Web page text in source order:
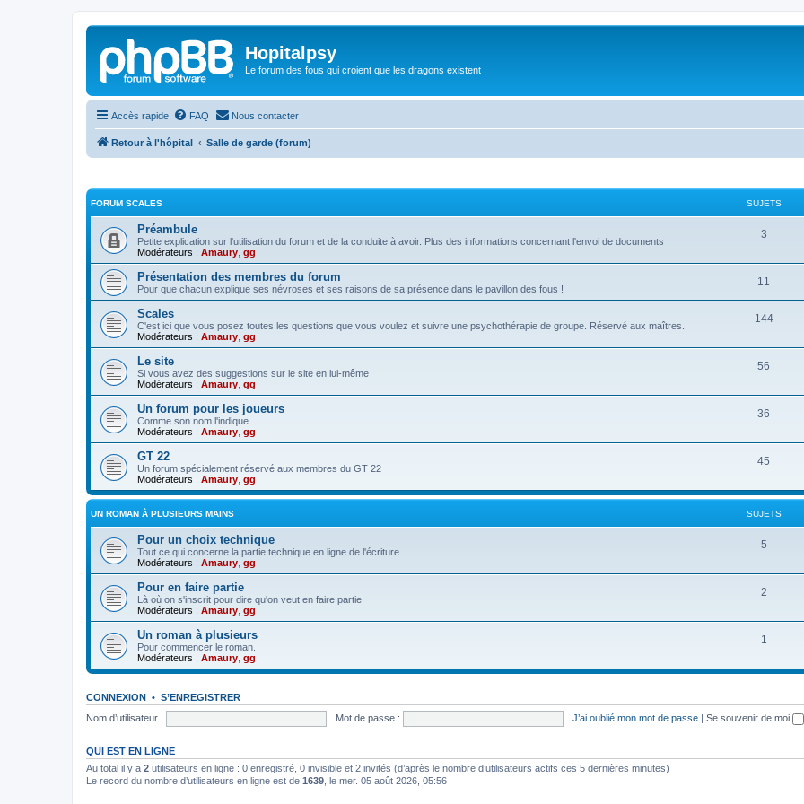
Hopitalpsy
Le forum des fous qui croient que les dragons existent
Accès rapide FAQ Nous contacter
Retour à l'hôpital Salle de garde (forum)
FORUM SCALES SUJETS
Préambule
Petite explication sur l'utilisation du forum et de la conduite à avoir. Plus des informations concernant l'envoi de documents
Modérateurs : Amaury gg
3
Présentation des membres du forum
Pour que chacun explique ses névroses et ses raisons de sa présence dans le pavillon des fous !
11
Scales
C'est ici que vous posez toutes les questions que vous voulez et suivre une psychothérapie de groupe. Réservé aux maîtres.
Modérateurs : Amaury gg
144
Le site
Si vous avez des suggestions sur le site en lui-même
Modérateurs : Amaury gg
56
Un forum pour les joueurs
Comme son nom l'indique
Modérateurs : Amaury gg
36
GT 22
Un forum spécialement réservé aux membres du GT 22
Modérateurs : Amaury gg
45
UN ROMAN À PLUSIEURS MAINS SUJETS
Pour un choix technique
Tout ce qui concerne la partie technique en ligne de l'écriture
Modérateurs : Amaury gg
5
Pour en faire partie
Là où on s'inscrit pour dire qu'on veut en faire partie
Modérateurs : Amaury gg
2
Un roman à plusieurs
Pour commencer le roman.
Modérateurs : Amaury gg
1
CONNEXION • S’ENREGISTRER
Nom d’utilisateur :
Mot de passe : J’ai oublié mon mot de passe | Se souvenir de moi
QUI EST EN LIGNE
Au total il y a 2 utilisateurs en ligne : 0 enregistré, 0 invisible et 2 invités (d’après le nombre d’utilisateurs actifs ces 5 dernières minutes)
Le record du nombre d’utilisateurs en ligne est de 1639 , le mer. 05 août 2026, 05:56